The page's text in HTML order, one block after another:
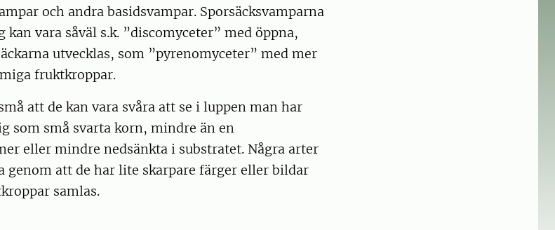
och andra basidsvampar. Sporsäcksvamparna
vara såväl s.k. ”discomyceter” med öppna,
utvecklas, som ”pyrenomyceter” med mer
fruktkroppar.
att de kan vara svåra att se i luppen man har
som små svarta korn, mindre än en
eller mindre nedsänkta i substratet. Några arter
genom att de har lite skarpare färger eller bildar
samlas.